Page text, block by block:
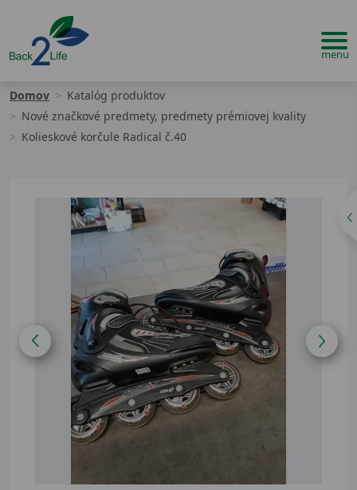
Domov
Katalóg produktov
Nové značkové predmety, predmety prémiovej kvality
Kolieskové korčule Radical č.40